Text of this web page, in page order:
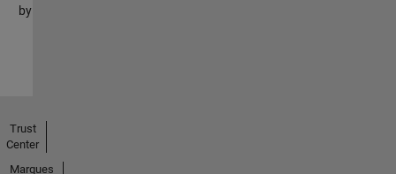
by
Trust
Center
Marques